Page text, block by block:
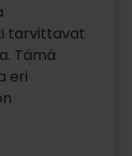
tarvittavat
Tämä
eri